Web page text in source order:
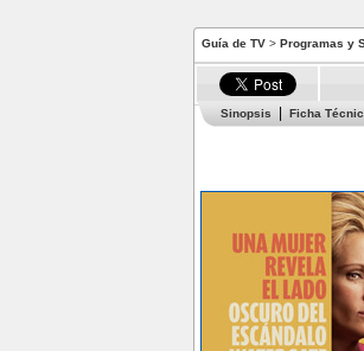
Guía de TV > Programas y
Sinopsis Ficha